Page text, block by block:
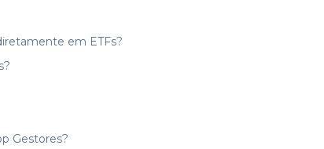
em ETFs?
Gestores?